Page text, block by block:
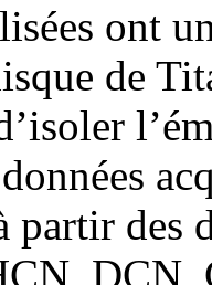
ont
de
partir des
DCN,